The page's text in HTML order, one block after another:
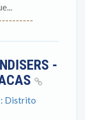
-
: Distrito